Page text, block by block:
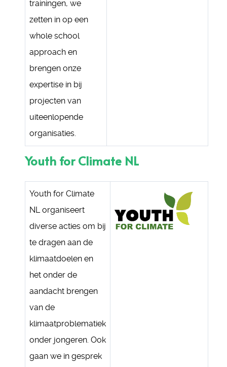
trainingen, we
zetten in op een
whole school
approach en
brengen onze
expertise in bij
projecten van
uiteenlopende
organisaties.
Youth for Climate NL
Youth for Climate
NL organiseert
diverse acties om bij
te dragen aan de
klimaatdoelen en
het onder de
aandacht brengen
van de
klimaatproblematiek
onder jongeren. Ook
gaan we in gesprek